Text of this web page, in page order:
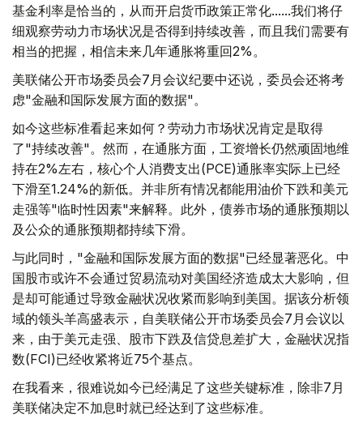
基金利率是恰当的，从而开启货币政策正常化......我们将仔
细观察劳动力市场状况是否得到持续改善，而且我们需要有
相当的把握，相信未来几年通胀将重回2%。
美联储公开市场委员会7月会议纪要中还说，委员会还将考
虑"金融和国际发展方面的数据"。
如今这些标准看起来如何？劳动力市场状况肯定是取得
了"持续改善"。然而，在通胀方面，工资增长仍然顽固地维
持在2%左右，核心个人消费支出(PCE)通胀率实际上已经
下滑至1.24%的新低。并非所有情况都能用油价下跌和美元
走强等"临时性因素"来解释。此外，债券市场的通胀预期以
及公众的通胀预期都持续下滑。
与此同时，"金融和国际发展方面的数据"已经显著恶化。中
国股市或许不会通过贸易流动对美国经济造成太大影响，但
是却可能通过导致金融状况收紧而影响到美国。据该分析领
域的领头羊高盛表示，自美联储公开市场委员会7月会议以
来，由于美元走强、股市下跌及信贷息差扩大，金融状况指
数(FCI)已经收紧将近75个基点。
在我看来，很难说如今已经满足了这些关键标准，除非7月
美联储决定不加息时就已经达到了这些标准。